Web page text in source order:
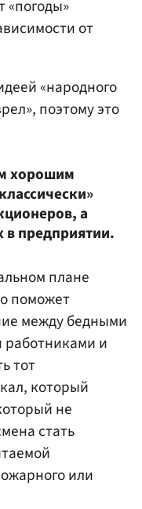
«погоды»
от
«народного
поэтому это
хорошим
а
предприятии.
плане
поможет
между бедными
и
тот
который
не
стать
или